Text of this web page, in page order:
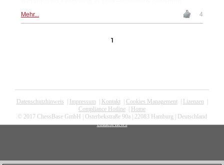
Mehr... 4
1
Datenschutzhinweis Impressum| Kontakt| Cookies Management| Lizenzen
Compliance Hotline
Home
© 2017 ChessBase GmbH | Osterbekstraße 90a | 22083 Hamburg | Deutschland
coldest news